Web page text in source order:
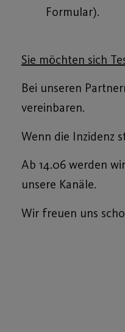
Formular).
Sie möchten sich
Bei unseren
vereinbaren.
Wenn die Inzidenz
Ab 14.06 werden
unsere Kanäle.
Wir freuen uns